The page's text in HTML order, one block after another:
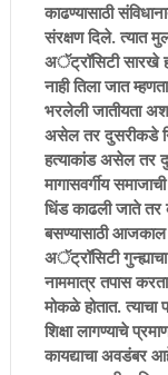
काढण्यासाठी
संरक्षण दिले. त्यात
अॅट्रॉसिटी सारखे
नाही तिला जात
भरलेली जातीयता
असेल तर दुसरीकडे
हत्याकांड असेल तर
मागासवर्गीय
धिंड काढली जाते तर
बसण्यासाठी आजकाल
अॅट्रॉसिटी
नाममात्र तपास
मोकळे होतात. त्याचा
शिक्षा लागण्याचे
कायद्याचा अवडंबर